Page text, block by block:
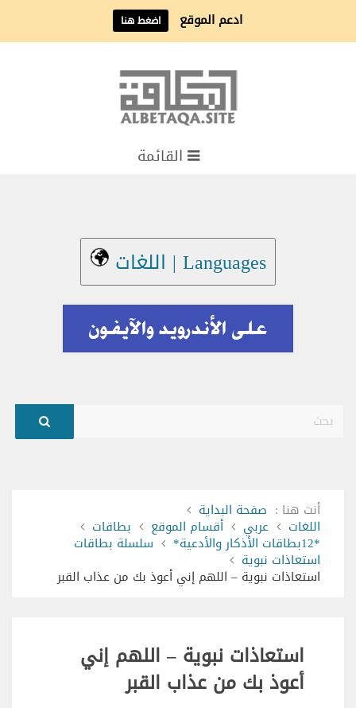
القائمة
Languages | اللغات
بحث
أنت هنا : صفحة البداية
اللغات عربي أقسام الموقع بطاقات
*12بطاقات الأذكار والأدعية* سلسلة بطاقات
استعاذات نبوية
استعاذات نبوية – اللهم إني أعوذ بك من عذاب القبر
استعاذات نبوية – اللهم إني
أعوذ بك من عذاب القبر
ادعم الموقع اضغط هنا